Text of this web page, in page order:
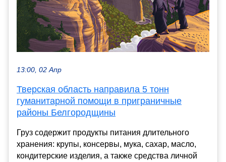
13:00, 02 Апр
Тверская область направила 5 тонн
гуманитарной помощи в приграничные
районы Белгородщины
Груз содержит продукты питания длительного
хранения: крупы, консервы, мука, сахар, масло,
кондитерские изделия, а также средства личной